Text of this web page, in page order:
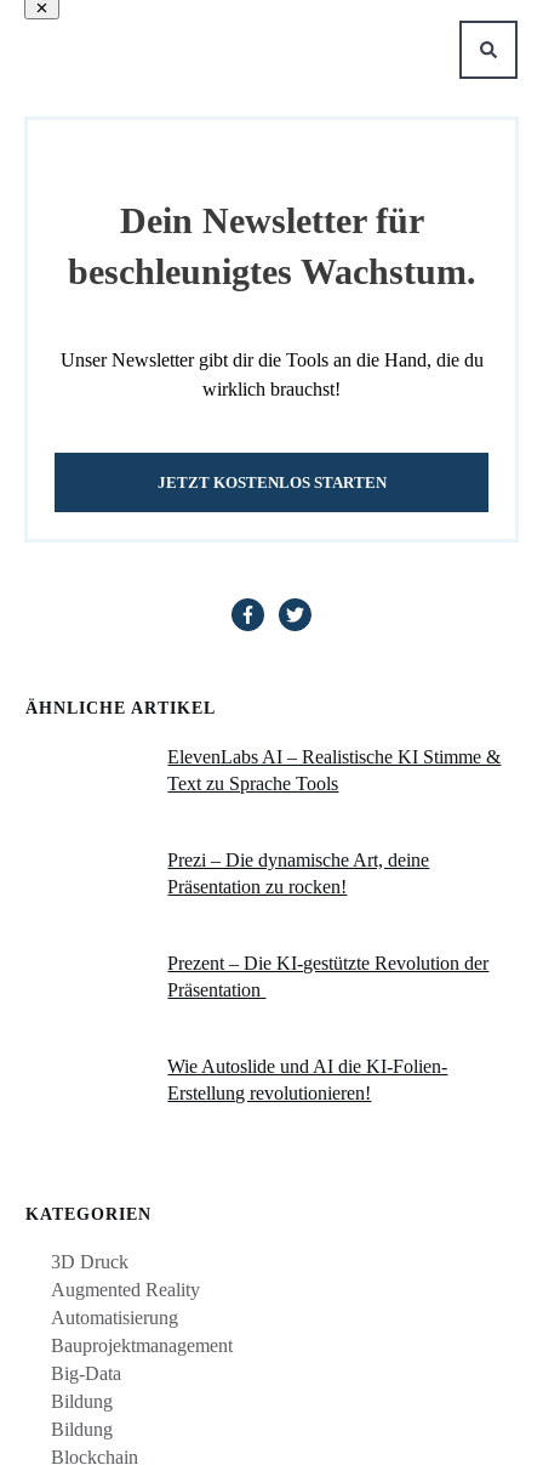
Dein Newsletter für
beschleunigtes Wachstum.
Unser Newsletter gibt dir die Tools an die Hand, die du
wirklich brauchst!
JETZT KOSTENLOS STARTEN
ÄHNLICHE ARTIKEL
ElevenLabs AI – Realistische KI Stimme &
Text zu Sprache Tools
Prezi – Die dynamische Art, deine
Präsentation zu rocken!
Prezent – Die KI-gestützte Revolution der
Präsentation
Wie Autoslide und AI die KI-Folien-
Erstellung revolutionieren!
KATEGORIEN
3D Druck
Augmented Reality
Automatisierung
Bauprojektmanagement
Big-Data
Bildung
Bildung
Blockchain